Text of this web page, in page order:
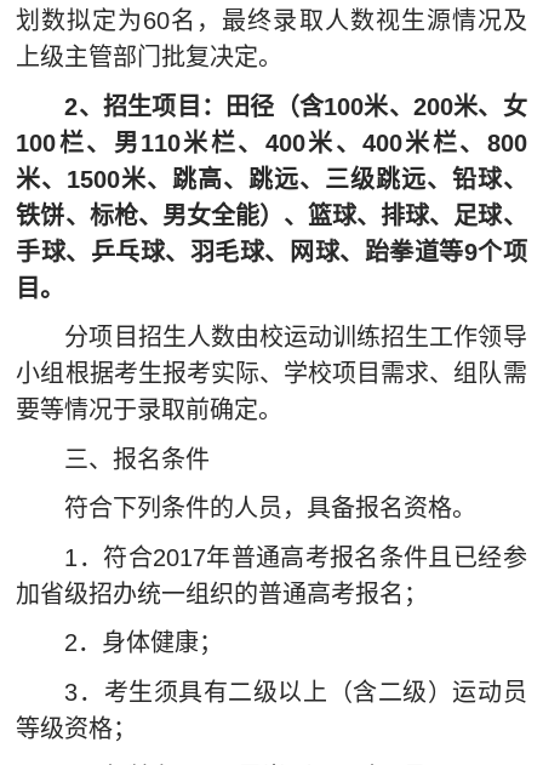
划数拟定为60名，最终录取人数视生源情况及
上级主管部门批复决定。
2、招生项目：田径（含100米、200米、女
100栏、男110米栏、400米、400米栏、800
米、1500米、跳高、跳远、三级跳远、铅球、
铁饼、标枪、男女全能）、篮球、排球、足球、
手球、乒乓球、羽毛球、网球、跆拳道等9个项
目。
分项目招生人数由校运动训练招生工作领导
小组根据考生报考实际、学校项目需求、组队需
要等情况于录取前确定。
三、报名条件
符合下列条件的人员，具备报名资格。
1．符合2017年普通高考报名条件且已经参
加省级招办统一组织的普通高考报名；
2．身体健康；
3．考生须具有二级以上（含二级）运动员
等级资格；